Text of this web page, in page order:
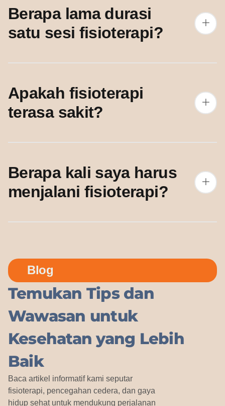
Berapa lama durasi
satu sesi fisioterapi?
Apakah fisioterapi
terasa sakit?
Berapa kali saya harus
menjalani fisioterapi?
Blog
Temukan Tips dan
Wawasan untuk
Kesehatan yang Lebih
Baik
Baca artikel informatif kami seputar
fisioterapi, pencegahan cedera, dan gaya
hidup sehat untuk mendukung perjalanan